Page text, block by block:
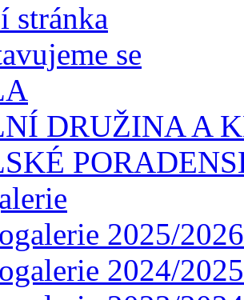
stránka
se
DRUŽINA A
2025/2026
2024/2025